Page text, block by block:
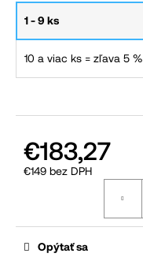
1 - 9 ks
10 a viac ks = zľava 5 %
€183,27
€149 bez DPH
Opýtať sa